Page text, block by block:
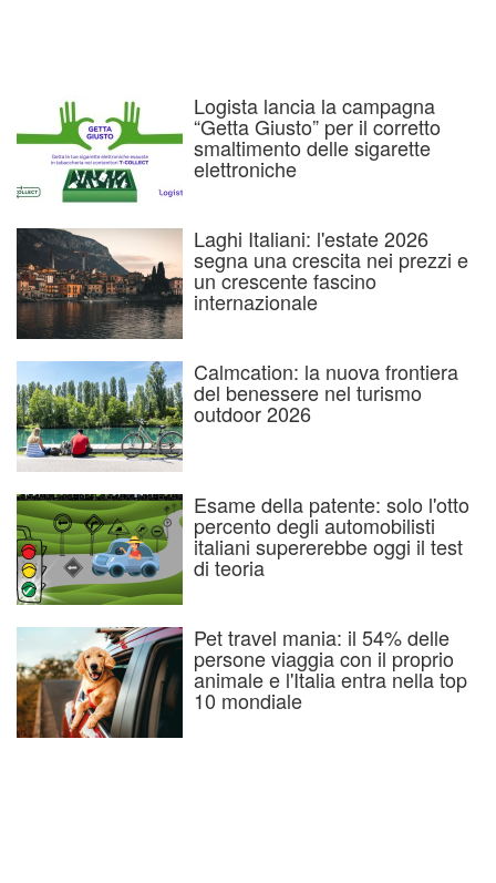
Logista lancia la campagna
“Getta Giusto” per il corretto
smaltimento delle sigarette
elettroniche
Laghi Italiani: l'estate 2026
segna una crescita nei prezzi e
un crescente fascino
internazionale
Calmcation: la nuova frontiera
del benessere nel turismo
outdoor 2026
Esame della patente: solo l'otto
percento degli automobilisti
italiani supererebbe oggi il test
di teoria
Pet travel mania: il 54% delle
persone viaggia con il proprio
animale e l'Italia entra nella top
10 mondiale